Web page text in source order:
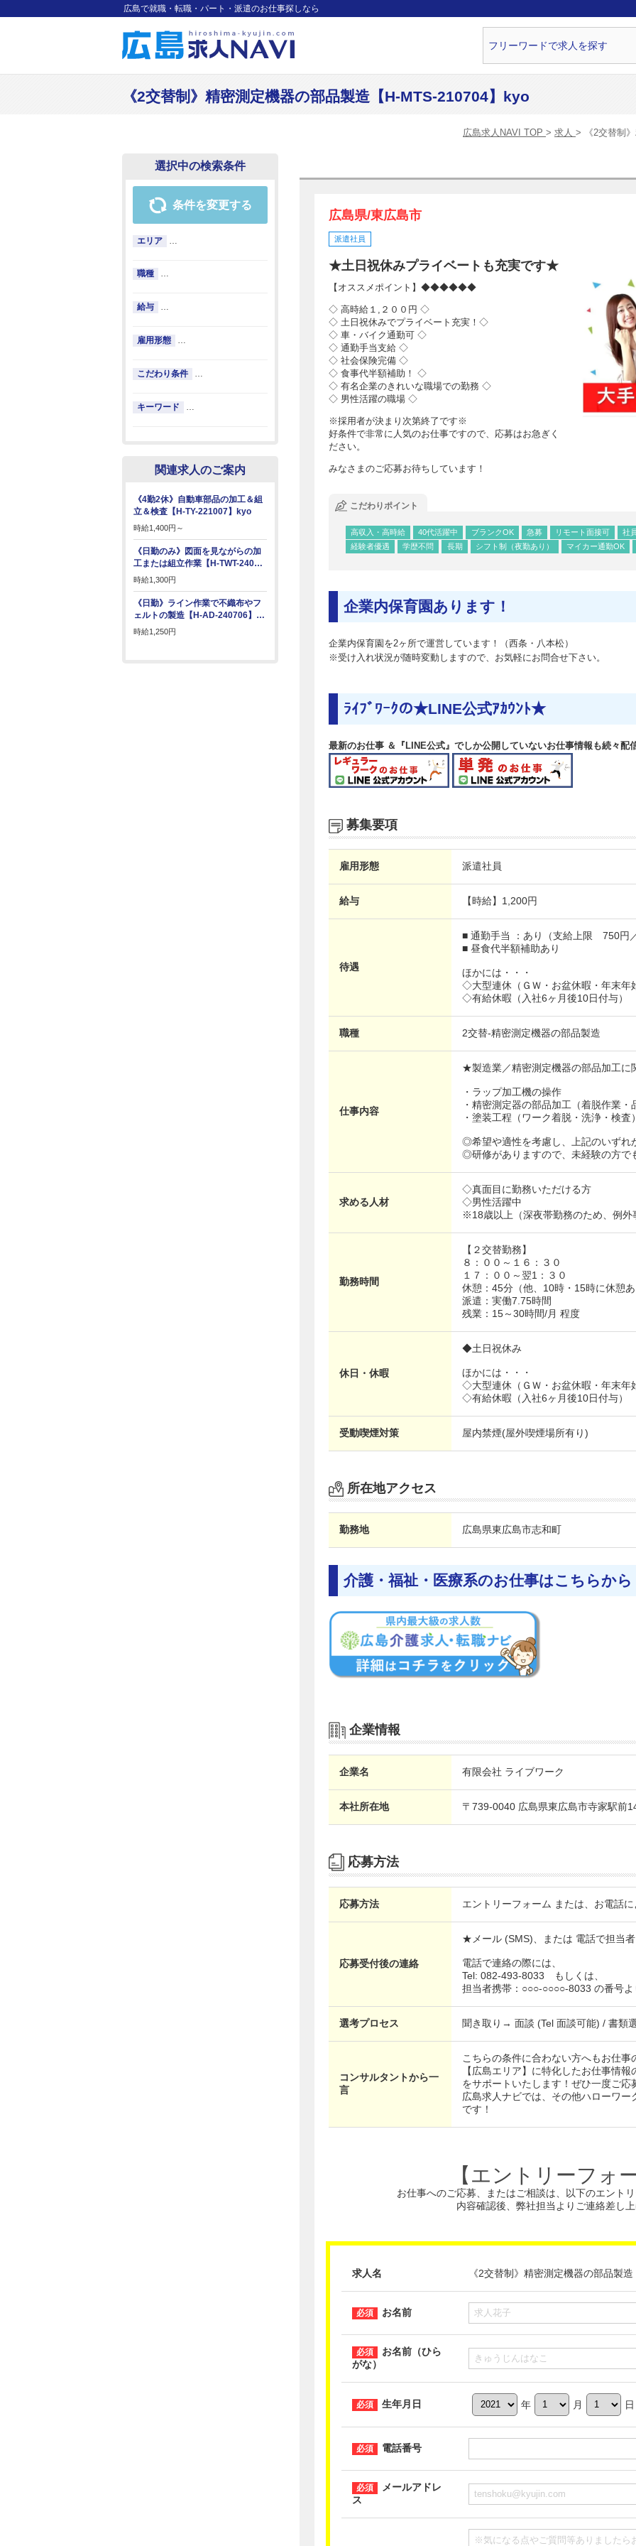
広島で就職・転職・パート・派遣のお仕事探しなら
《2交替制》精密測定機器の部品製造【H-MTS-210704】kyo
広島求人NAVI TOP 求人 《2交替制
広島県/東広島市
派遣社員
★土日祝休みプライベートも充実です★
【オススメポイント】◆◆◆◆◆◆
◇ 高時給１,２００円 ◇
◇ 土日祝休みでプライベート充実！◇
◇ 車・バイク通勤可 ◇
◇ 通勤手当支給 ◇
◇ 社会保険完備 ◇
◇ 食事代半額補助！ ◇
◇ 有名企業のきれいな職場での勤務 ◇
◇ 男性活躍の職場 ◇
※採用者が決まり次第終了です※
好条件で非常に人気のお仕事ですので、応募はお急ぎく
ださい。
みなさまのご応募お待ちしています！
こだわりポイント
高収入・高時給 40代活躍中 ブランクOK 急募 リモート面接可 社
経験者優遇
学歴不問 長期 シフト制（夜勤あり） マイカー通勤OK
企業内保育園あります！
企業内保育園を2ヶ所で運営しています！（西条・八本松）
※受け入れ状況が随時変動しますので、お気軽にお問合せ下さい。
ﾗｲﾌﾞﾜｰｸの★LINE公式ｱｶｳﾝﾄ★
最新のお仕事 ＆『LINE公式』でしか公開していないお仕事情報も続々配
募集要項
雇用形態 派遣社員
給与 【時給】 1,200円
待遇
■ 通勤手当 ：あり（支給上限 750円／
■ 昼食代半額補助あり
ほかには・・・
◇大型連休（ＧＷ・お盆休暇・年末年
◇有給休暇（入社6ヶ月後10日付与）
職種 2交替-精密測定機器の部品製造
仕事内容
★製造業／精密測定機器の部品加工に
・ラップ加工機の操作
・精密測定器の部品加工（着脱作業・
・塗装工程（ワーク着脱・洗浄・検査）
◎希望や適性を考慮し、上記のいずれ
◎研修がありますので、未経験の方で
求める人材
◇真面目に勤務いただける方
◇男性活躍中
※18歳以上（深夜帯勤務のため、例外
勤務時間
【２交替勤務】
８：００～１６：３０
１７：００～翌1：３０
休憩：45分（他、10時・15時に休憩
派遣：実働7.75時間
残業：15～30時間/月 程度
休日・休暇
◆土日祝休み
ほかには・・・
◇大型連休（ＧＷ・お盆休暇・年末年
◇有給休暇（入社6ヶ月後10日付与）
受動喫煙対策 屋内禁煙(屋外喫煙場所有り)
所在地アクセス
勤務地 広島県東広島市志和町
介護・福祉・医療系のお仕事はこちらから
企業情報
企業名 有限会社 ライブワーク
本社所在地 〒739-0040 広島県東広島市寺家駅前
応募方法
応募方法 エントリーフォーム または、お電話に
応募受付後の連絡
★メール (SMS)、または 電話で担当者
電話で連絡の際には、
Tel: 082-493-8033 もしくは、
担当者携帯：○○○-○○○○-8033 の番号よ
選考プロセス 聞き取り→ 面談 (Tel 面談可能) / 書類
コンサルタントから一
言
こちらの条件に合わない方へもお仕事
【広島エリア】に特化したお仕事情
をサポートいたします！ぜひ一度ご
広島求人ナビでは、その他ハローワ
です！
【エントリーフォ
お仕事へのご応募、またはご相談は、 以下のエント
内容確認後、弊社担当よりご連絡差し上
求人名 《2交替制》精密測定機器の部品製
お名前
お名前（ひら
がな）
生年月日 年 月 日
電話番号
メールアドレ
ス
選択中の検索条件
条件を変更する
エリア
職種 …
給与 …
雇用形態 …
こだわり条件
キーワード
関連求人のご案内
《4勤2休》自動車部品の加工＆組
立＆検査【H-TY-221007】kyo
時給1,400円～
《日勤のみ》図面を見ながらの加
工または組立作業【H-TWT-240…
時給1,300円
《日勤》ライン作業で不織布やフ
ェルトの製造【H-AD-240706】…
時給1,250円